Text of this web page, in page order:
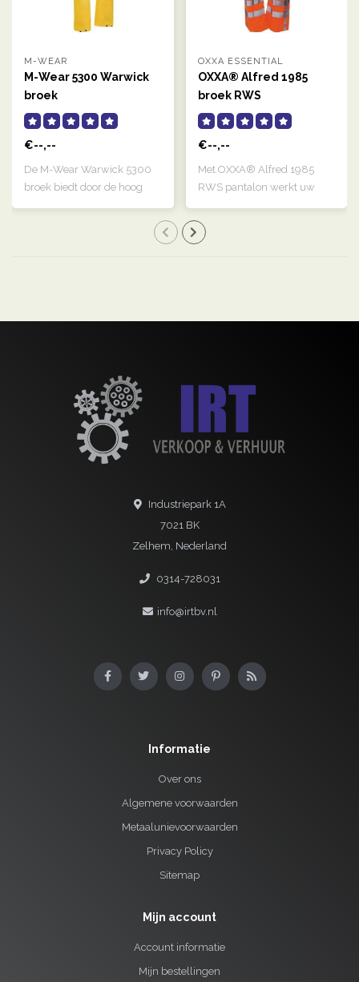
M-WEAR
M-Wear 5300 Warwick
broek
€--,--
De M-Wear Warwick 5300
broek biedt door de hoog
OXXA ESSENTIAL
OXXA® Alfred 1985
broek RWS
€--,--
Met OXXA® Alfred 1985
RWS pantalon werkt uw
Industriepark 1A
7021 BK
Zelhem, Nederland
0314-728031
info@irtbv.nl
Informatie
Over ons
Algemene voorwaarden
Metaalunievoorwaarden
Privacy Policy
Sitemap
Mijn account
Account informatie
Mijn bestellingen